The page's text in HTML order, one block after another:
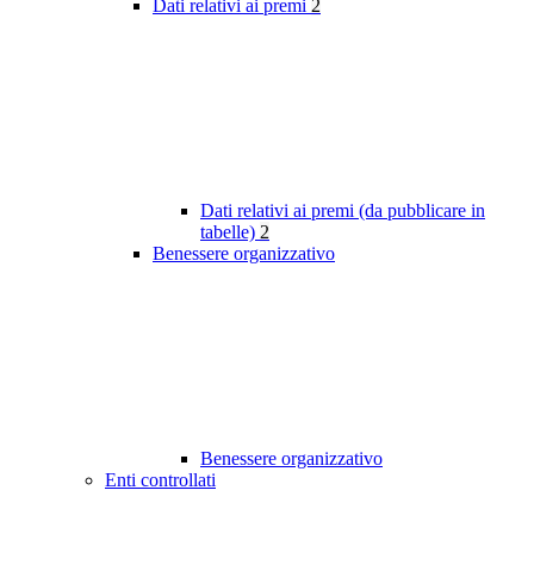
Dati relativi ai premi 2
Dati relativi ai premi (da pubblicare in
tabelle) 2
Benessere organizzativo
Benessere organizzativo
Enti controllati